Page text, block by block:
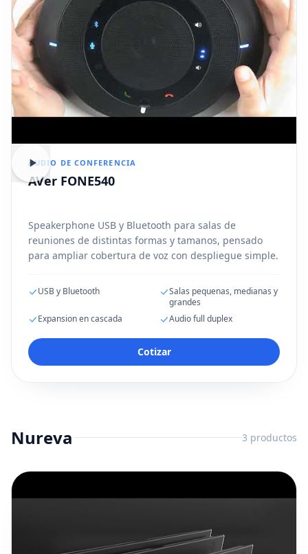
AUDIO DE CONFERENCIA
AVer FONE540
Speakerphone USB y Bluetooth para salas de
reuniones de distintas formas y tamanos, pensado
para ampliar cobertura de voz con despliegue simple.
USB y Bluetooth
Salas pequenas, medianas y
grandes
Expansion en cascada
Audio full duplex
Cotizar
Nureva 3 productos